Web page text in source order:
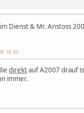
Dienst & Mr. Anstoss
direktauf A2007 drauf
immer.